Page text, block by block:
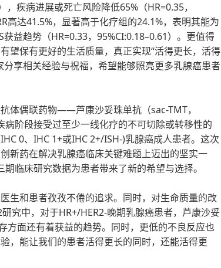
疾病进展或死亡风险降低65%（HR=0.35，
高达41.5%，显著高于化疗组的24.1%，表明其能为
益趋势（HR=0.33，95%CI:0.18–0.61）。更值得
望保有更好的生活质量，真正实现“活得更长，活得
享相关经验与祝福，希望能够照亮更多乳腺癌患者
体偶联药物——芦康沙妥珠单抗（sac-TMT，
阶段接受过至少一线化疗的不可切除或转移性的
0、IHC 1+或IHC 2+/ISH-)乳腺癌成人患者。这次
新药在解决乳腺癌临床关键难题上迈出的坚实一
临床研究数据为患者带来了新的希望与选择。
生和患者孜孜不倦的追求。同时，对生命质量的改
究中，对于HR+/HER2-晚期乳腺癌患者，芦康沙妥
方面还有着获益的趋势。同时，更低的不良反应也
，能让我们的患者活得更长的同时，还能活得更